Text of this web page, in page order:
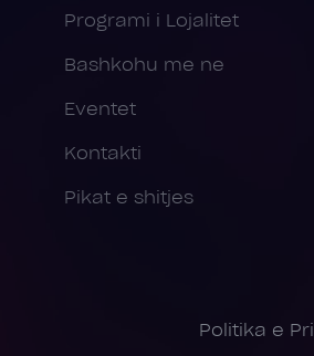
Programi i Lojalitet
Bashkohu me ne
Eventet
Kontakti
Pikat e shitjes
Politika e